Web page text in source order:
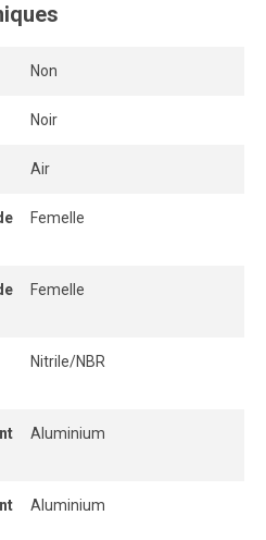
filetés d’extrémité se
aux modules à l’aide de
Non
Noir
Air
Femelle
Femelle
Nitrile/NBR
Aluminium
Aluminium